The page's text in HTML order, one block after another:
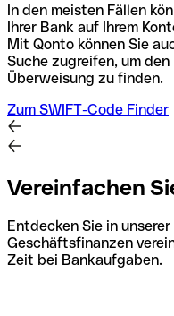
In den meisten Fällen
Ihrer Bank auf Ihrem
Mit Qonto können Sie
Suche zugreifen, um
Überweisung zu finden.
Zum SWIFT-Code Finder
Vereinfachen
Entdecken Sie in unserer
Geschäftsfinanzen
Zeit bei Bankaufgaben.